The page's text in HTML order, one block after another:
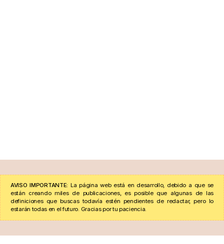
AVISO IMPORTANTE: La página web está en desarrollo, debido a que se
están creando miles de publicaciones, es posible que algunas de las
definiciones que buscas todavía estén pendientes de redactar, pero lo
estarán todas en el futuro. Gracias por tu paciencia.